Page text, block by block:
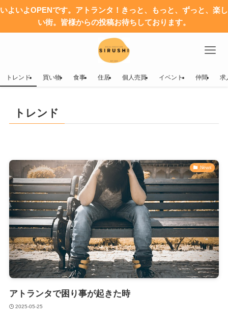
いよいよOPENです。アトランタ！きっと、もっと、ずっと、楽し
い街。皆様からの投稿お待ちしております。
トレンド 買い物 食事 住居 個人売買 イベント 仲間 求
トレンド
News
アトランタで困り事が起きた時
2025-05-25